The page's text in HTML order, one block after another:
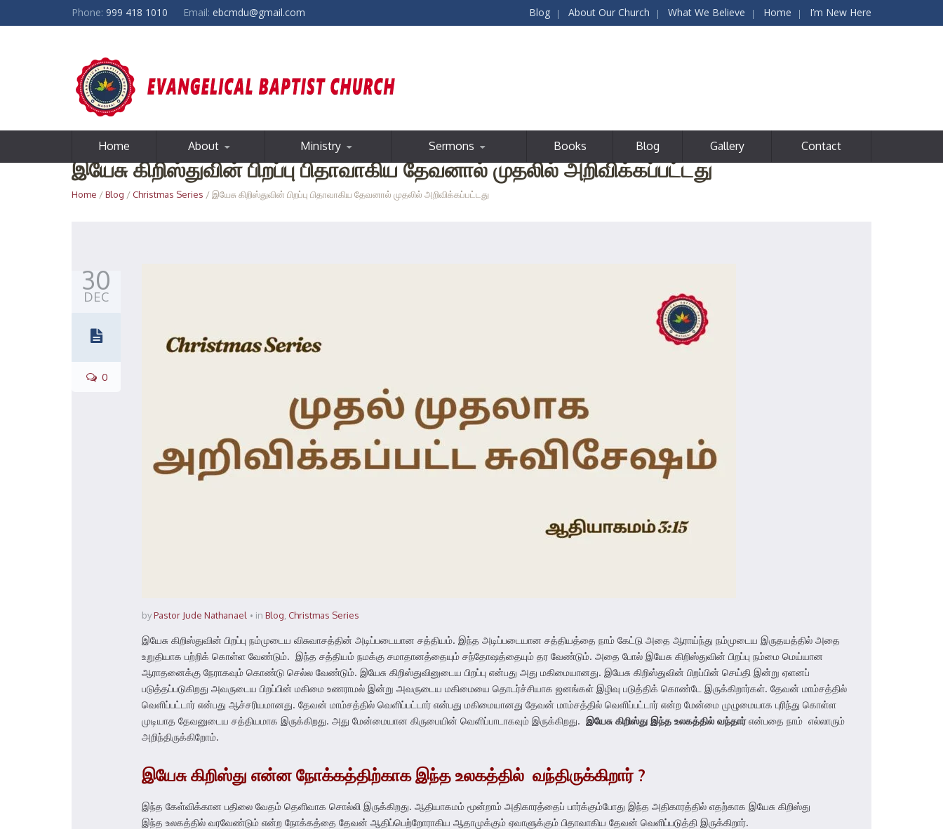
Phone: 999 418 1010 Email: ebcmdu@gmail.com Blog About Our Church What We Believe Home I’m New Here
Home About Ministry Sermons Books Blog Gallery Contact
இயேசு கிறிஸ்துவின் பிறப்பு பிதாவாகிய தேவனால் முதலில் அறிவிக்கப்பட்டது
Home /Blog /Christmas Series / இயேசு கிறிஸ்துவின் பிறப்பு பிதாவாகிய தேவனால் முதலில் அறிவிக்கப்பட்டது
30
DEC
0
byPastor Jude Nathanael in Blog Christmas Series
இயேசு கிறிஸ்துவின் பிறப்பு நம்முடைய விசுவாசத்தின் அடிப்படையான சத்தியம். இந்த அடிப்படையான சத்தியத்தை நாம் கேட்டு அதை ஆராய்ந்து நம்முடைய இருதயத்தில் அதை
உறுதியாக பற்றிக் கொள்ள வேண்டும். இந்த சத்தியம் நமக்கு சமாதானத்தையும் சந்தோஷத்தையும் தர வேண்டும். அதை போல் இயேசு கிறிஸ்துவின் பிறப்பு நம்மை மெய்யான
ஆராதனைக்கு நேராகவும் கொண்டு செல்ல வேண்டும். இயேசு கிறிஸ்துவினுடைய பிறப்பு என்பது அது மகிமையானது. இயேசு கிறிஸ்துவின் பிறப்பின் செய்தி இன்று ஏளனப்
படுத்தப்படுகிறது அவருடைய பிறப்பின் மகிமை உணராமல் இன்று அவருடைய மகிமையை தொடர்ச்சியாக ஜனங்கள் இழிவு படுத்திக் கொண்டே இருக்கிறார்கள். தேவன் மாம்சத்தில்
வெளிப்பட்டார் என்பது ஆச்சரியமானது. தேவன் மாம்சத்தில் வெளிப்பட்டார் என்பது மகிமையானது தேவன் மாம்சத்தில் வெளிப்பட்டார் என்ற மேன்மை முழுமையாக புரிந்து கொள்ள
முடியாத தேவனுடைய சத்தியமாக இருக்கிறது. அது மேன்மையான கிருபையின் வெளிப்பாடாகவும் இருக்கிறது. இயேசு கிறிஸ்து இந்த உலகத்தில் வந்தார்என்பதை நாம் எல்லாரும்
அறிந்திருக்கிறோம்.
இயேசு கிறிஸ்து என்னநோக்கத்திற்காக இந்த உலகத்தில் வந்திருக்கிறார்?
இந்த கேள்விக்கான பதிலை வேதம் தெளிவாக சொல்லி இருக்கிறது. ஆதியாகமம் மூன்றாம் அதிகாரத்தைப் பார்க்கும்போது இந்த அதிகாரத்தில் எதற்காக இயேசு கிறிஸ்து
இந்த உலகத்தில் வரவேண்டும் என்ற நோக்கத்தை தேவன் ஆதிப்பெற்றோராகிய ஆதாமுக்கும் ஏவாளுக்கும் பிதாவாகிய தேவன் வெளிப்படுத்தி இருக்கிறார்.